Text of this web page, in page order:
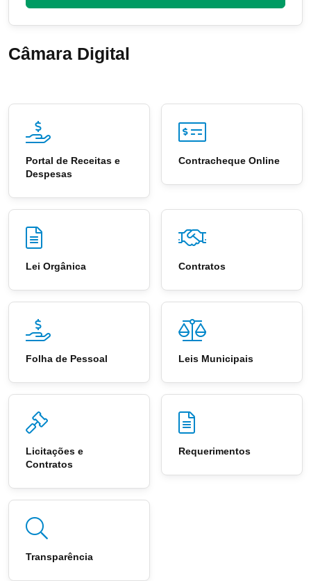
Câmara Digital
Portal de Receitas e
Despesas
Contracheque Online
Lei Orgânica Contratos
Folha de Pessoal Leis Municipais
Licitações e
Contratos
Requerimentos
Transparência